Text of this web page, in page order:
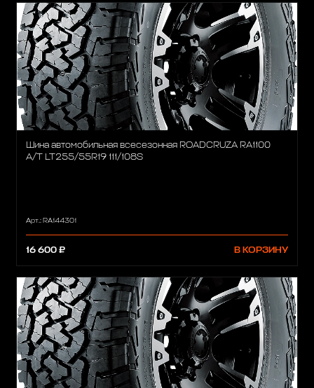
Шина автомобильная всесезонная ROADCRUZA RA1100
A/T LT255/55R19 111/108S
Арт.: RA144301
16 600 ₽ В КОРЗИНУ